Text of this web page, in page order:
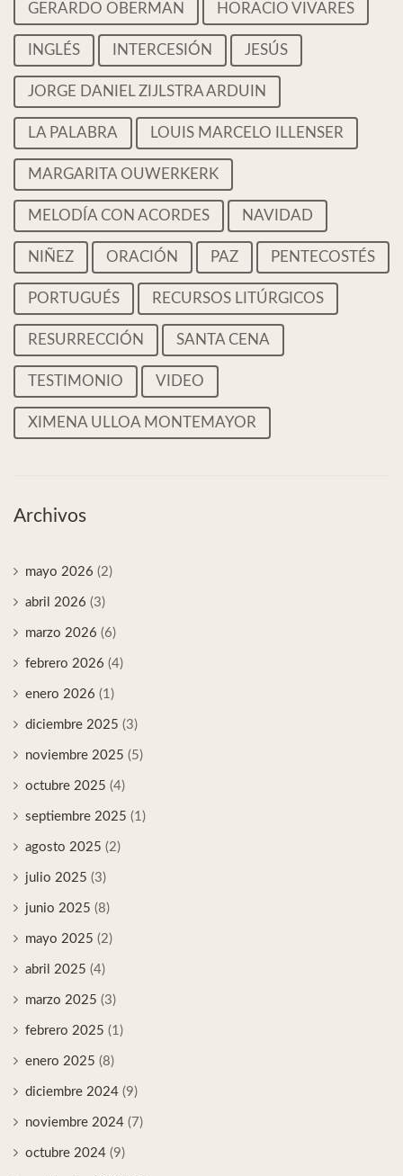
GERARDO OBERMAN HORACIO VIVARES
INGLÉS INTERCESIÓN JESÚS
JORGE DANIEL ZIJLSTRA ARDUIN
LA PALABRA LOUIS MARCELO ILLENSER
MARGARITA OUWERKERK
MELODÍA CON ACORDES NAVIDAD
NIÑEZ ORACIÓN PAZ PENTECOSTÉS
PORTUGUÉS RECURSOS LITÚRGICOS
RESURRECCIÓN SANTA CENA
TESTIMONIO VIDEO
XIMENA ULLOA MONTEMAYOR
Archivos
mayo 2026 (2)
abril 2026 (3)
marzo 2026 (6)
febrero 2026 (4)
enero 2026 (1)
diciembre 2025 (3)
noviembre 2025 (5)
octubre 2025 (4)
septiembre 2025 (1)
agosto 2025 (2)
julio 2025 (3)
junio 2025 (8)
mayo 2025 (2)
abril 2025 (4)
marzo 2025 (3)
febrero 2025 (1)
enero 2025 (8)
diciembre 2024 (9)
noviembre 2024 (7)
octubre 2024 (9)